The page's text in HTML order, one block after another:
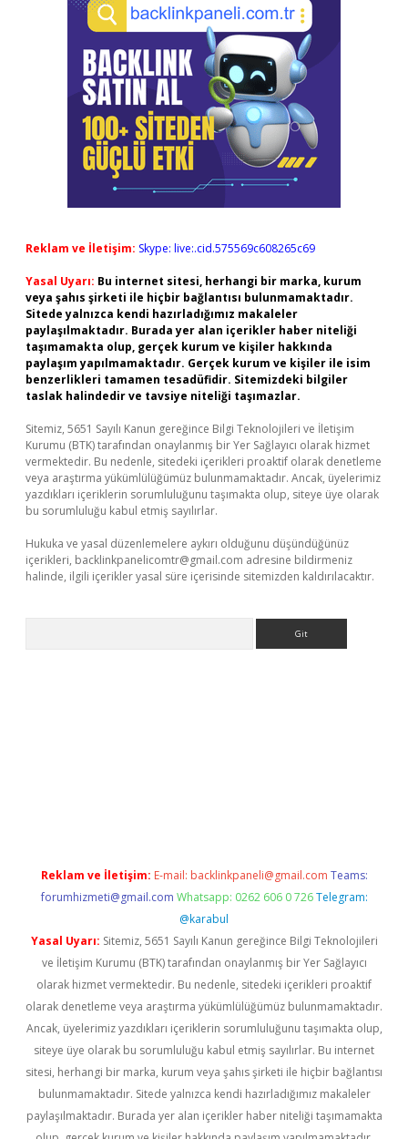
Reklam ve İletişim: Skype: live:.cid.575569c608265c69
Yasal Uyarı: Bu internet sitesi, herhangi bir marka, kurum
veya şahıs şirketi ile hiçbir bağlantısı bulunmamaktadır.
Sitede yalnızca kendi hazırladığımız makaleler
paylaşılmaktadır. Burada yer alan içerikler haber niteliği
taşımamakta olup, gerçek kurum ve kişiler hakkında
paylaşım yapılmamaktadır. Gerçek kurum ve kişiler ile isim
benzerlikleri tamamen tesadüfidir. Sitemizdeki bilgiler
taslak halindedir ve tavsiye niteliği taşımazlar.
Sitemiz, 5651 Sayılı Kanun gereğince Bilgi Teknolojileri ve İletişim
Kurumu (BTK) tarafından onaylanmış bir Yer Sağlayıcı olarak hizmet
vermektedir. Bu nedenle, sitedeki içerikleri proaktif olarak denetleme
veya araştırma yükümlülüğümüz bulunmamaktadır. Ancak, üyelerimiz
yazdıkları içeriklerin sorumluluğunu taşımakta olup, siteye üye olarak
bu sorumluluğu kabul etmiş sayılırlar.
Hukuka ve yasal düzenlemelere aykırı olduğunu düşündüğünüz
içerikleri, backlinkpanelicomtr@gmail.com adresine bildirmeniz
halinde, ilgili içerikler yasal süre içerisinde sitemizden kaldırılacaktır.
Reklam ve İletişim: E-mail: backlinkpaneli@gmail.com Teams:
forumhizmeti@gmail.com Whatsapp: 0262 606 0 726 Telegram:
@karabul
Yasal Uyarı: Sitemiz, 5651 Sayılı Kanun gereğince Bilgi Teknolojileri
ve İletişim Kurumu (BTK) tarafından onaylanmış bir Yer Sağlayıcı
olarak hizmet vermektedir. Bu nedenle, sitedeki içerikleri proaktif
olarak denetleme veya araştırma yükümlülüğümüz bulunmamaktadır.
Ancak, üyelerimiz yazdıkları içeriklerin sorumluluğunu taşımakta olup,
siteye üye olarak bu sorumluluğu kabul etmiş sayılırlar. Bu internet
sitesi, herhangi bir marka, kurum veya şahıs şirketi ile hiçbir bağlantısı
bulunmamaktadır. Sitede yalnızca kendi hazırladığımız makaleler
paylaşılmaktadır. Burada yer alan içerikler haber niteliği taşımamakta